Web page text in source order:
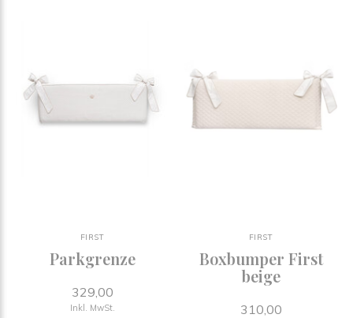
FIRST
Parkgrenze
329,00
Inkl. MwSt.
FIRST
Boxbumper First
beige
310,00